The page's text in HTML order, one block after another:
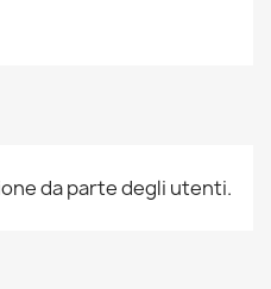
da parte degli utenti.